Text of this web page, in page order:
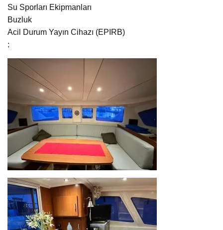
Su Sporları Ekipmanları
Buzluk
Acil Durum Yayın Cihazı (EPIRB)
: